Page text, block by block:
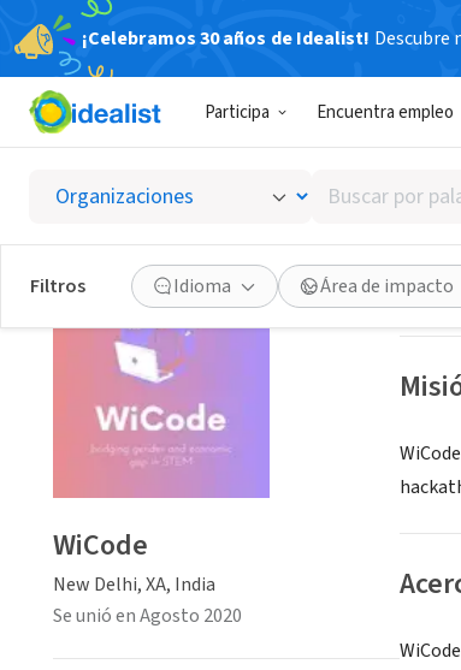
¡Celebramos 30 años de Idealist!
Participa Encuentra empleo
Buscar
por
palabra
clave
o
interés
Filtros Idioma Área de impacto
New
WiCode
New Delhi, XA, India
Se unió en Agosto 2020